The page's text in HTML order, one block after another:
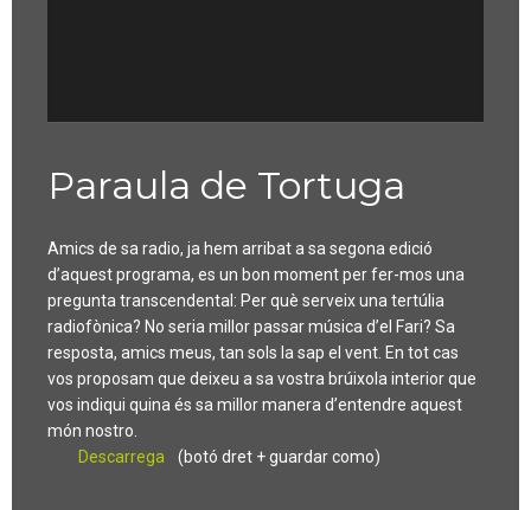
Paraula de Tortuga
Amics de sa radio, ja hem arribat a sa segona edició
d’aquest programa, es un bon moment per fer-mos una
pregunta transcendental: Per què serveix una tertúlia
radiofònica? No seria millor passar música d’el Fari? Sa
resposta, amics meus, tan sols la sap el vent. En tot cas
vos proposam que deixeu a sa vostra brúixola interior que
vos indiqui quina és sa millor manera d’entendre aquest
món nostro.
Descarrega
(botó dret + guardar como)